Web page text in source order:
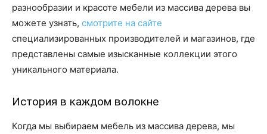
разнообразии и красоте мебели из массива дерева вы
можете узнать, смотрите на сайте
специализированных производителей и магазинов, где
представлены самые изысканные коллекции этого
уникального материала.
История в каждом волокне
Когда мы выбираем мебель из массива дерева, мы